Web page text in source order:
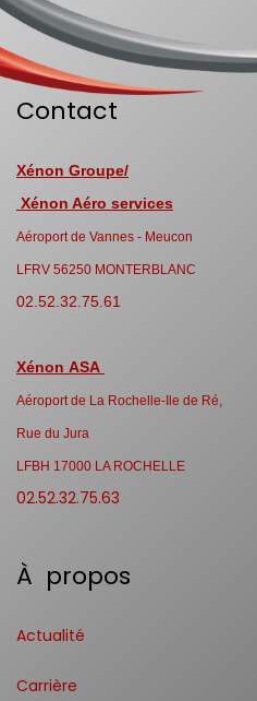
Contact
Xénon Groupe/
Xénon Aéro services
Aéroport de Vannes - Meucon
LFRV 56250 MONTERBLANC
02.52.32.75.61
Xénon ASA
Aéroport de La Rochelle-Ile de Ré,
Rue du Jura
LFBH 17000 LA ROCHELLE
02.52.32.75.63
À propos
Actualité
Carrière